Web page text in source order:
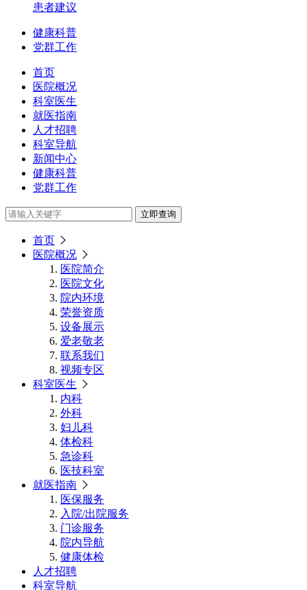
患者建议
健康科普
党群工作
首页
医院概况
科室医生
就医指南
人才招聘
科室导航
新闻中心
健康科普
党群工作
立即查询
首页
医院概况
医院简介
医院文化
院内环境
荣誉资质
设备展示
爱老敬老
联系我们
视频专区
科室医生
内科
外科
妇儿科
体检科
急诊科
医技科室
就医指南
医保服务
入院/出院服务
门诊服务
院内导航
健康体检
人才招聘
科室导航